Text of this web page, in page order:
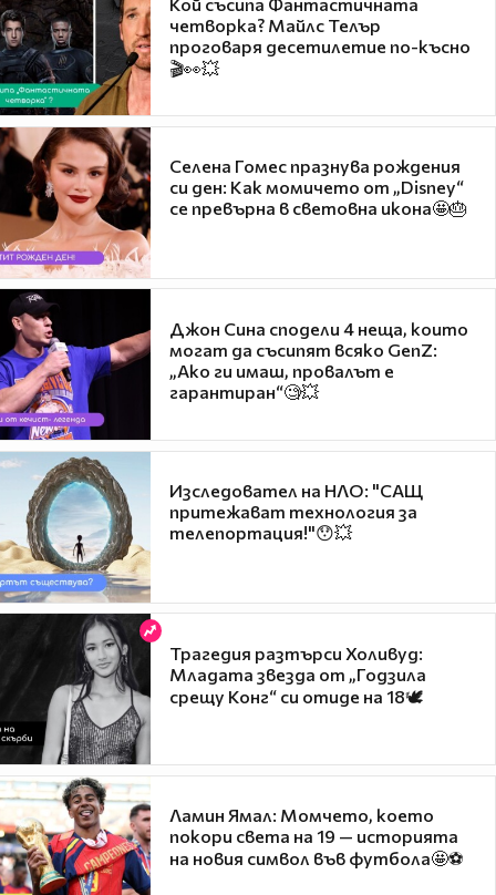
четворка? Майлс Телър
проговаря десетилетие по-късно
🎬👀💥
Селена Гомес празнува рождения
си ден: Как момичето от „Disney“
се превърна в световна икона🤩🎂
Джон Сина сподели 4 неща, които
могат да съсипят всяко GenZ:
„Ако ги имаш, провалът е
гарантиран“🧐💥
Изследовател на НЛО: "САЩ
притежават технология за
телепортация!"😯💥
Трагедия разтърси Холивуд:
Младата звезда от „Годзила
срещу Конг“ си отиде на 18🕊️
Ламин Ямал: Момчето, което
покори света на 19 — историята
на новия символ във футбола🤩⚽